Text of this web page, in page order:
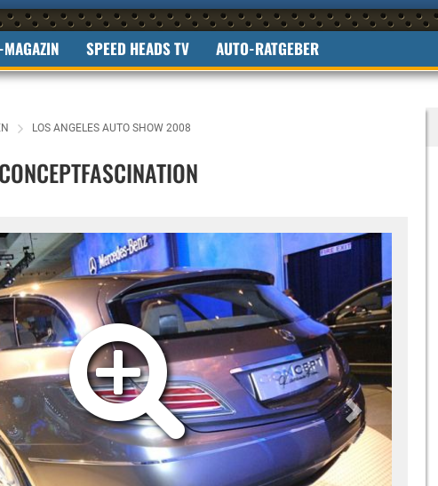
SPEED HEADS TV AUTO-RATGEBER
LOS ANGELES AUTO SHOW 2008